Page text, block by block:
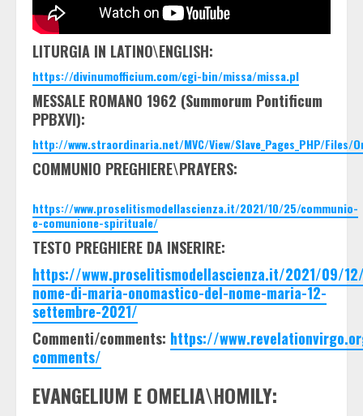
LITURGIA IN LATINO\ENGLISH:
https://divinumofficium.com/cgi-bin/missa/missa.pl
MESSALE ROMANO 1962 (Summorum Pontificum
PPBXVI):
http://www.straordinaria.net/MVC/View/Slave_Pages_PHP/Files/
COMMUNIO PREGHIERE\PRAYERS:
https://www.proselitismodellascienza.it/2021/10/25/communio-
e-comunione-spirituale/
TESTO PREGHIERE DA INSERIRE:
https://www.proselitismodellascienza.it/2021/09/
nome-di-maria-onomastico-del-nome-maria-12-
settembre-2021/
Commenti/comments: https://
comments/
EVANGELIUM E OMELIA\HOMILY: